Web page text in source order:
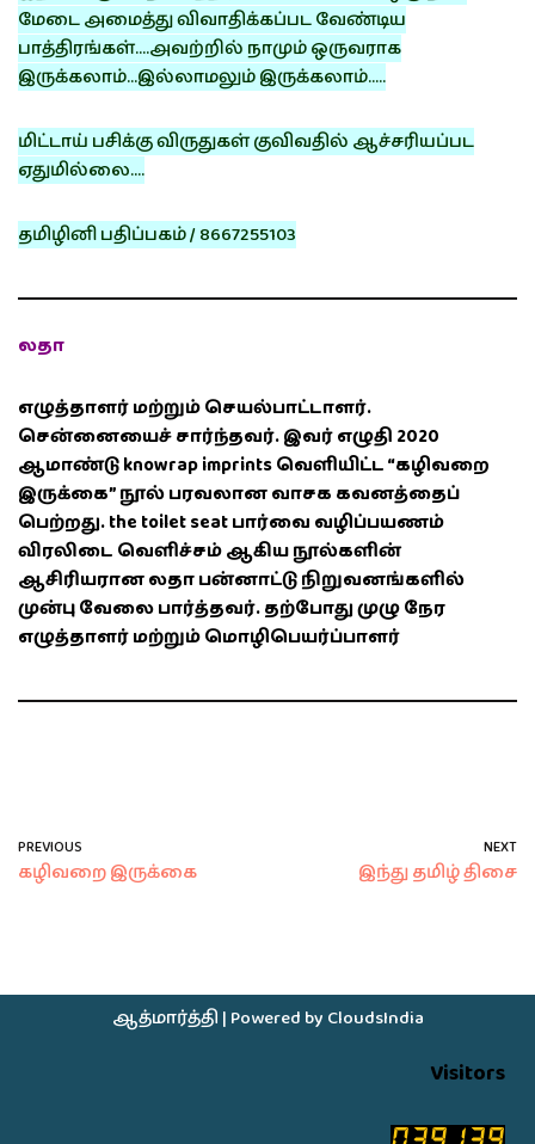
மேடை அமைத்து விவாதிக்கப்பட வேண்டிய
பாத்திரங்கள்….அவற்றில் நாமும் ஒருவராக
இருக்கலாம்…இல்லாமலும் இருக்கலாம்…..
மிட்டாய் பசிக்கு விருதுகள் குவிவதில் ஆச்சரியப்பட
ஏதுமில்லை….
தமிழினி பதிப்பகம் / 8667255103
லதா
எழுத்தாளர் மற்றும் செயல்பாட்டாளர்.
சென்னையைச் சார்ந்தவர். இவர் எழுதி 2020
ஆமாண்டு knowrap imprints வெளியிட்ட “கழிவறை
இருக்கை” நூல் பரவலான வாசக கவனத்தைப்
பெற்றது. the toilet seat பார்வை வழிப்பயணம்
விரலிடை வெளிச்சம் ஆகிய நூல்களின்
ஆசிரியரான லதா பன்னாட்டு நிறுவனங்களில்
முன்பு வேலை பார்த்தவர். தற்போது முழு நேர
எழுத்தாளர் மற்றும் மொழிபெயர்ப்பாளர்
PREVIOUS
கழிவறை இருக்கை
NEXT
இந்து தமிழ் திசை
ஆத்மார்த்தி | Powered by CloudsIndia
Visitors